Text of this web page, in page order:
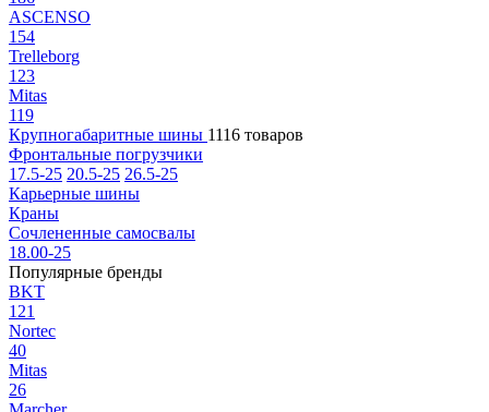
ASCENSO
154
Trelleborg
123
Mitas
119
Крупногабаритные шины 1116 товаров
Фронтальные погрузчики
17.5-25 20.5-25 26.5-25
Карьерные шины
Краны
Сочлененные самосвалы
18.00-25
Популярные бренды
BKT
121
Nortec
40
Mitas
26